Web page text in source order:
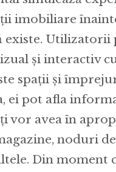
imobiliare
existe. Utilizatorii
și interactiv
spații și
ei pot afla
vor avea în
noduri
Din moment